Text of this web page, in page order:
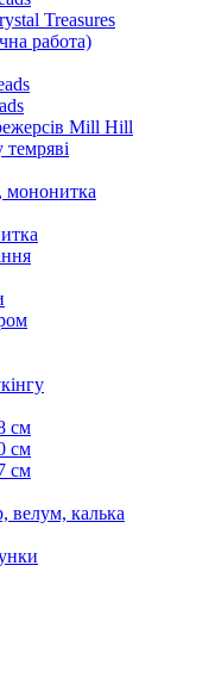
Treasures
работа)
Mill Hill
темряві
мононитка
см
см
см
велум, калька